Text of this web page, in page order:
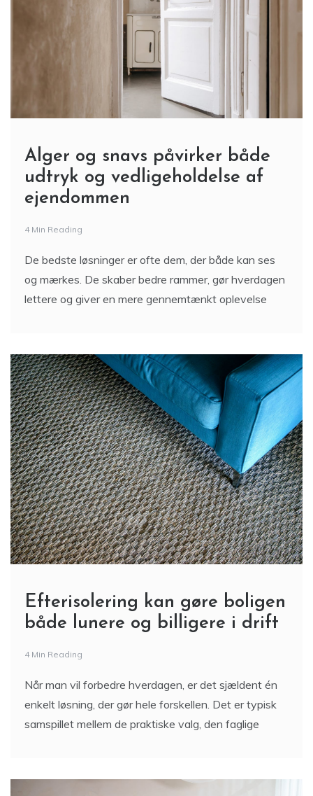
Alger og snavs påvirker både
udtryk og vedligeholdelse af
ejendommen
4 Min Reading
De bedste løsninger er ofte dem, der både kan ses
og mærkes. De skaber bedre rammer, gør hverdagen
lettere og giver en mere gennemtænkt oplevelse
Efterisolering kan gøre boligen
både lunere og billigere i drift
4 Min Reading
Når man vil forbedre hverdagen, er det sjældent én
enkelt løsning, der gør hele forskellen. Det er typisk
samspillet mellem de praktiske valg, den faglige